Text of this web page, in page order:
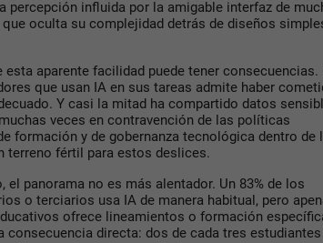
percepción influida por la amigable interfaz de
oculta su complejidad detrás de diseños
esta aparente facilidad puede tener consecuencias.
que usan IA en sus tareas admite haber
Y casi la mitad ha compartido datos
veces en contravención de las políticas
formación y de gobernanza tecnológica dentro de
terreno fértil para estos deslices.
el panorama no es más alentador. Un 83% de los
o terciarios usa IA de manera habitual, pero
ofrece lineamientos o formación
consecuencia directa: dos de cada tres